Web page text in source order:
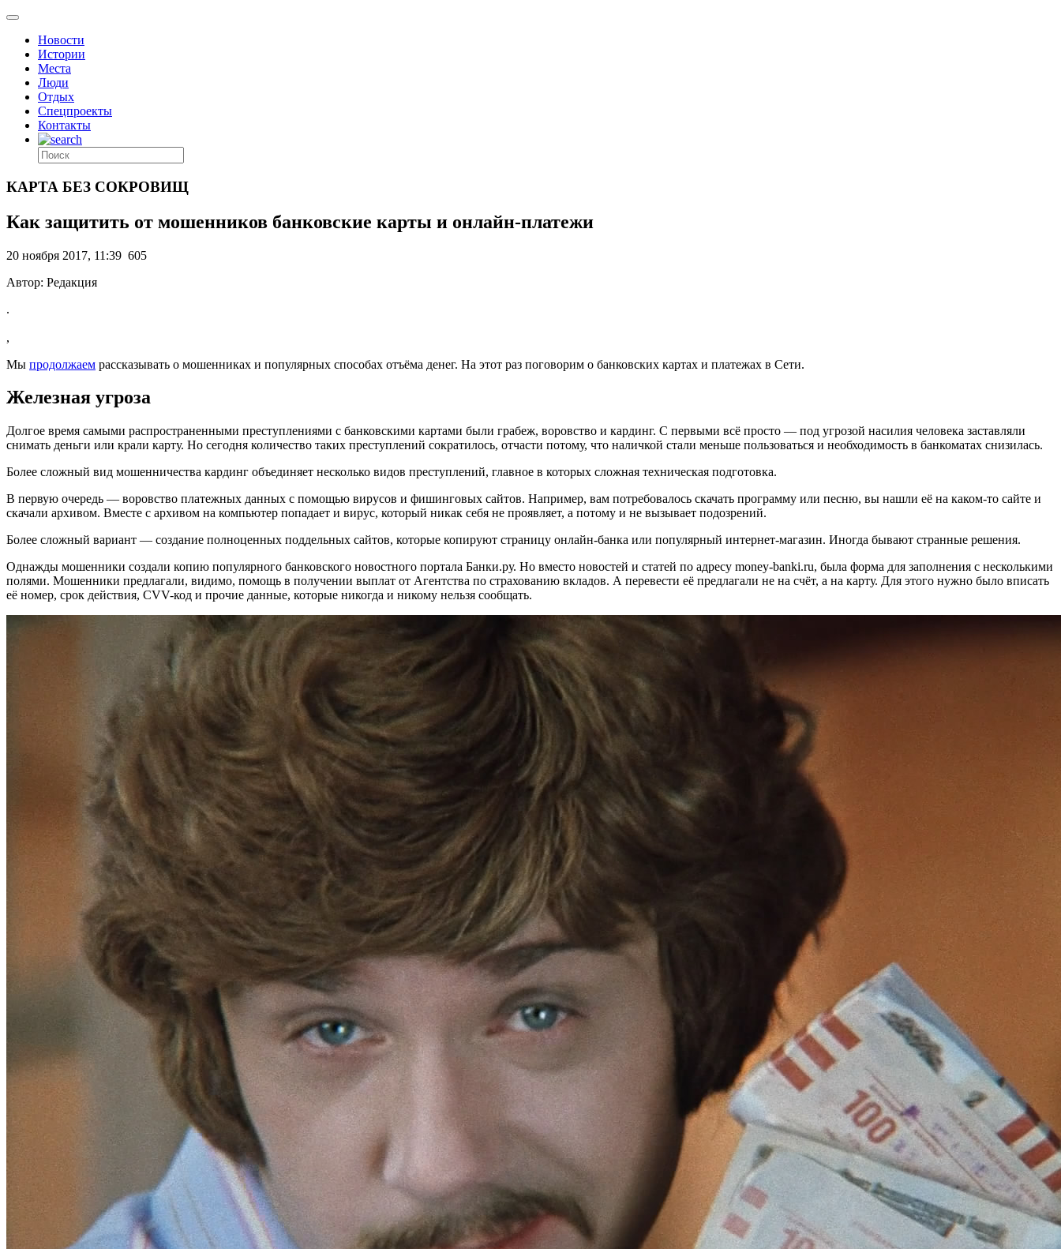
Новости
Истории
Места
Люди
Отдых
Спецпроекты
Контакты
КАРТА БЕЗ СОКРОВИЩ
Как защитить от мошенников банковские карты и онлайн-платежи
20 ноября 2017, 11:39 605
Автор: Редакция
.
,
Мы продолжаем рассказывать о мошенниках и популярных способах отъёма денег. На этот раз поговорим о банковских картах и платежах в Сети.
Железная угроза
Долгое время самыми распространенными преступлениями с банковскими картами были грабеж, воровство и кардинг. С первыми всё просто — под угрозой насилия человека заставляли
снимать деньги или крали карту. Но сегодня количество таких преступлений сократилось, отчасти потому, что наличкой стали меньше пользоваться и необходимость в банкоматах снизилась.
Более сложный вид мошенничества кардинг объединяет несколько видов преступлений, главное в которых сложная техническая подготовка.
В первую очередь — воровство платежных данных с помощью вирусов и фишинговых сайтов. Например, вам потребовалось скачать программу или песню, вы нашли её на каком-то сайте и
скачали архивом. Вместе с архивом на компьютер попадает и вирус, который никак себя не проявляет, а потому и не вызывает подозрений.
Более сложный вариант — создание полноценных поддельных сайтов, которые копируют страницу онлайн-банка или популярный интернет-магазин. Иногда бывают странные решения.
Однажды мошенники создали копию популярного банковского новостного портала Банки.ру. Но вместо новостей и статей по адресу money-banki.ru, была форма для заполнения с несколькими
полями. Мошенники предлагали, видимо, помощь в получении выплат от Агентства по страхованию вкладов. А перевести её предлагали не на счёт, а на карту. Для этого нужно было вписать
её номер, срок действия, CVV-код и прочие данные, которые никогда и никому нельзя сообщать.